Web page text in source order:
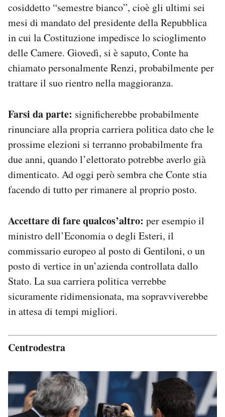
cosiddetto “semestre bianco”, cioè gli ultimi sei
mesi di mandato del presidente della Repubblica
in cui la Costituzione impedisce lo scioglimento
delle Camere. Giovedì, si è saputo, Conte ha
chiamato personalmente Renzi, probabilmente per
trattare il suo rientro nella maggioranza.
Farsi da parte: significherebbe probabilmente
rinunciare alla propria carriera politica dato che le
prossime elezioni si terranno probabilmente fra
due anni, quando l’elettorato potrebbe averlo già
dimenticato. Ad oggi però sembra che Conte stia
facendo di tutto per rimanere al proprio posto.
Accettare di fare qualcos’altro: per esempio il
ministro dell’Economia o degli Esteri, il
commissario europeo al posto di Gentiloni, o un
posto di vertice in un’azienda controllata dallo
Stato. La sua carriera politica verrebbe
sicuramente ridimensionata, ma sopravviverebbe
in attesa di tempi migliori.
Centrodestra